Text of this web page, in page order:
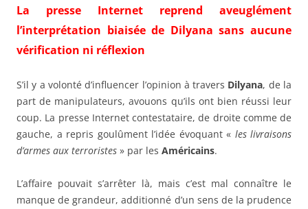
La presse Internet reprend aveuglément
l’interprétation biaisée de Dilyana sans aucune
vérification ni réflexion
S’il y a volonté d’influencer l’opinion à travers Dilyana, de la
part de manipulateurs, avouons qu’ils ont bien réussi leur
coup. La presse Internet contestataire, de droite comme de
gauche, a repris goulûment l’idée évoquant « les livraisons
d’armes aux terroristes » par les Américains.
L’affaire pouvait s’arrêter là, mais c’est mal connaître le
manque de grandeur, additionné d’un sens de la prudence